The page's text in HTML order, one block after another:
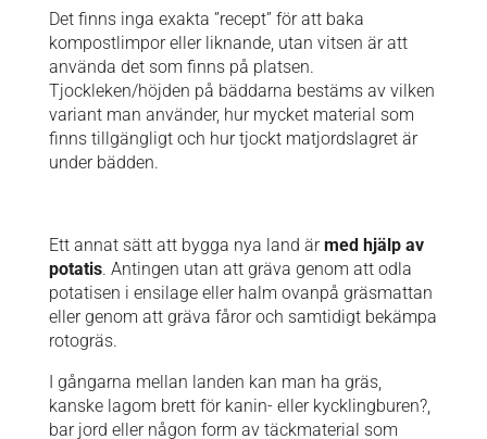
Det finns inga exakta ”recept” för att baka
kompostlimpor eller liknande, utan vitsen är att
använda det som finns på platsen.
Tjockleken/höjden på bäddarna bestäms av vilken
variant man använder, hur mycket material som
finns tillgängligt och hur tjockt matjordslagret är
under bädden.
Ett annat sätt att bygga nya land ärmed hjälp av
potatis. Antingen utan att gräva genom att odla
potatisen i ensilage eller halm ovanpå gräsmattan
eller genom att gräva fåror och samtidigt bekämpa
rotogräs.
I gångarna mellan landen kan man ha gräs,
kanske lagom brett för kanin- eller kycklingburen?,
bar jord eller någon form av täckmaterial som